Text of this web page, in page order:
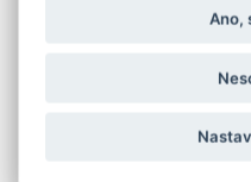
přinýtován k rámu až po
TOTO VYBERETE V
OBDRŽENÍ VYBALIT Z
Ano,